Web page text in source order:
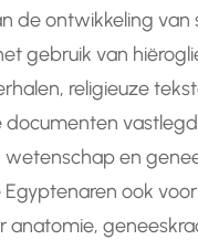
de ontwikkeling van
gebruik van
religieuze
documenten
en
ook
anatomie,